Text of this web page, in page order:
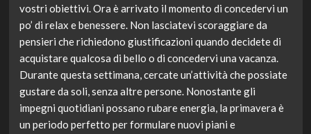
vostri obiettivi. Ora è arrivato il momento di concedervi un
po’ di relax e benessere. Non lasciatevi scoraggiare da
pensieri che richiedono giustificazioni quando decidete di
acquistare qualcosa di bello o di concedervi una vacanza.
Durante questa settimana, cercate un’attività che possiate
gustare da soli, senza altre persone. Nonostante gli
impegni quotidiani possano rubare energia, la primavera è
un periodo perfetto per formulare nuovi piani e